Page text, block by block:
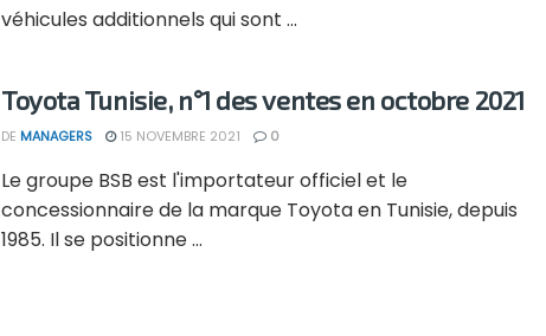
véhicules additionnels qui sont ...
Toyota Tunisie, n°1 des ventes en octobre 2021
DE MANAGERS 15 NOVEMBRE 2021 0
Le groupe BSB est l'importateur officiel et le
concessionnaire de la marque Toyota en Tunisie, depuis
1985. Il se positionne ...